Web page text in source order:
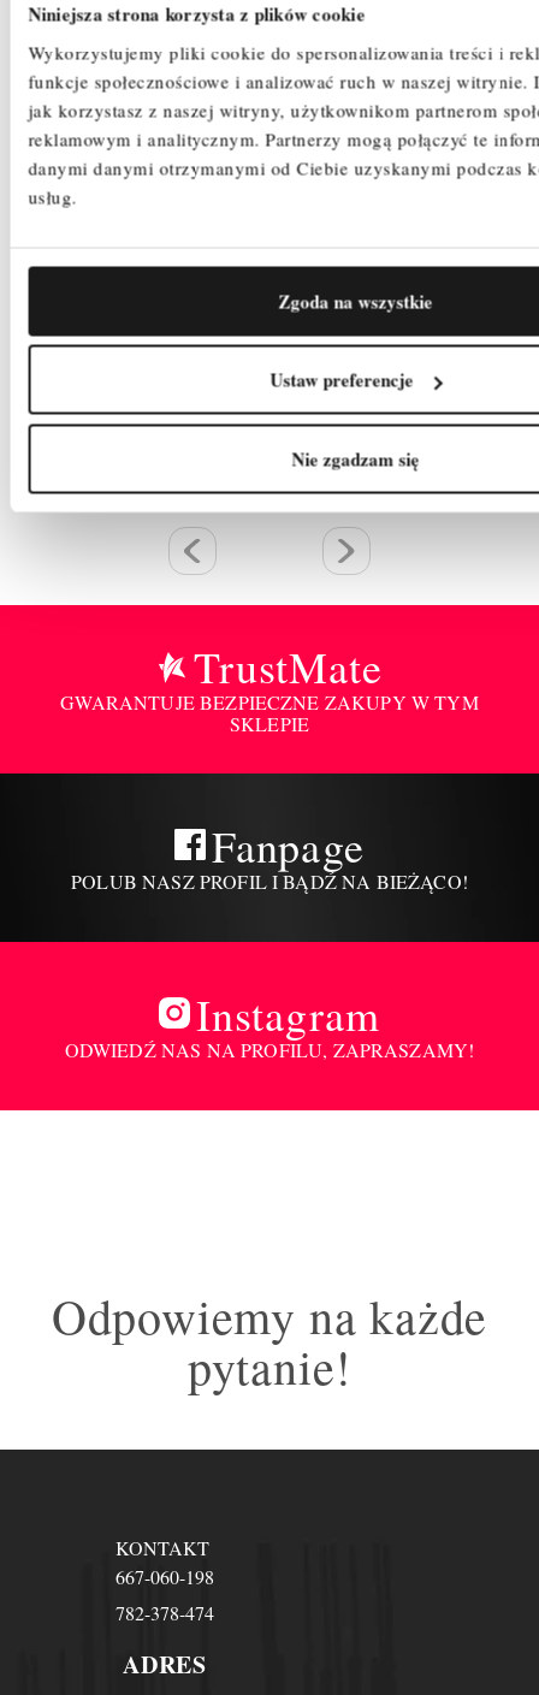
Niniejsza strona korzysta z plików cookie
Wykorzystujemy pliki cookie do spersonalizowania treści i
funkcje społecznościowe i analizować ruch w naszej witrynie.
jak korzystasz z naszej witryny, użytkownikom partnerom
reklamowym i analitycznym. Partnerzy mogą połączyć te
danymi danymi otrzymanymi od Ciebie uzyskanymi podczas
usług.
Zgoda na wszystkie
Ustaw preferencje
Nie zgadzam się
AKSO PORĘCZ PODWÓJNA - 2,5 M
Cena
609,93 zł
TrustMate
GWARANTUJE BEZPIECZNE ZAKUPY W TYM
SKLEPIE
Fanpage
POLUB NASZ PROFIL I BĄDŹ NA BIEŻĄCO!
Instagram
ODWIEDŹ NAS NA PROFILU, ZAPRASZAMY!
Odpowiemy na każde
pytanie!
ADRES
KONTAKT
667-060-198
782-378-474